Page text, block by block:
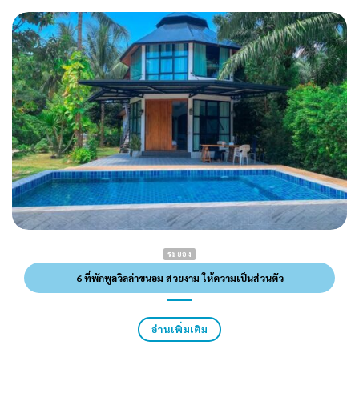
ระยอง
6 ที่พักพูลวิลล่าขนอม สวยงาม ให้ความเป็นส่วนตัว
อ่านเพิ่มเติม